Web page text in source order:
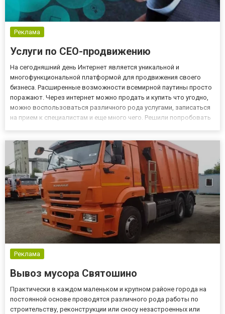
Реклама
Услуги по СЕО-продвижению
На сегодняшний день Интернет является уникальной и
многофункциональной платформой для продвижения своего
бизнеса. Расширенные возможности всемирной паутины просто
поражают. Через интернет можно продать и купить что угодно,
можно воспользоваться различного рода услугами, записаться
на прием к специалистам и еще много чего. Решили попробовать
уз...
Реклама
Вывоз мусора Святошино
Практически в каждом маленьком и крупном районе города на
постоянной основе проводятся различного рода работы по
строительству, реконструкции или сносу незастроенных или